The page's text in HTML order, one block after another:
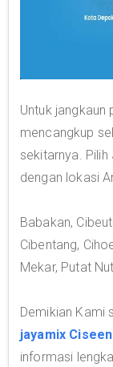
Untuk
mencangkup
sekitarnya.
dengan lokasi
Babakan,
Cibentang,
Mekar, Putat
Demikian Kami
jayamix
informasi